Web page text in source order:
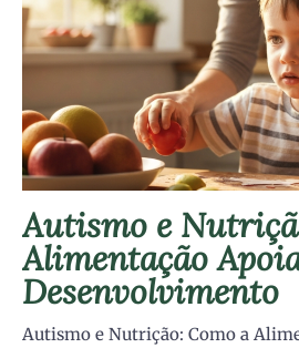
Autismo e
Alimentação
Desenvolvimento
Autismo e Nutrição: Como a